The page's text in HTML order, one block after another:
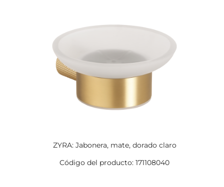
ZYRA: Jabonera, mate, dorado claro
Código del producto: 171108040